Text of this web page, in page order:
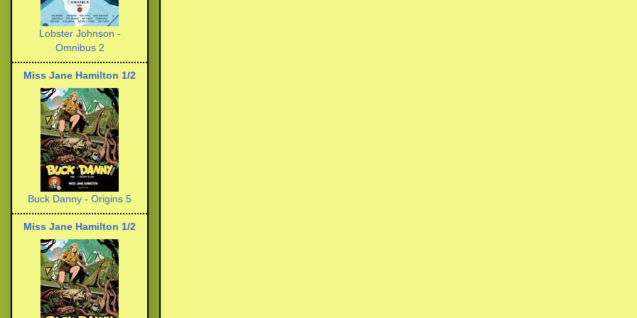
Lobster Johnson -
Omnibus 2
Miss Jane Hamilton 1/2
Buck Danny - Origins 5
Miss Jane Hamilton 1/2